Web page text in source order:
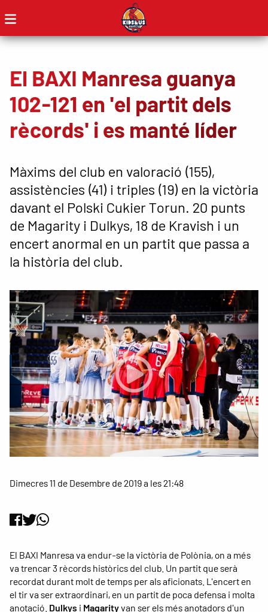
El BAXI Manresa guanya
102-121 en 'el partit dels
rècords' i es manté líder
Màxims del club en valoració (155),
assistències (41) i triples (19) en la victòria
davant el Polski Cukier Torun. 20 punts
de Magarity i Dulkys, 18 de Kravish i un
encert anormal en un partit que passa a
la història del club.
Dimecres 11 de Desembre de 2019 a les 21:48
El BAXI Manresa va endur-se la victòria de Polònia, on a més
va trencar 3 rècords històrics del club. Un partit que serà
recordat durant molt de temps per als aficionats. L'encert en
el tir va ser extraordinari, en un partit de poca defensa i molta
anotació. Dulkys i Magarityvan ser els més anotadors d'un